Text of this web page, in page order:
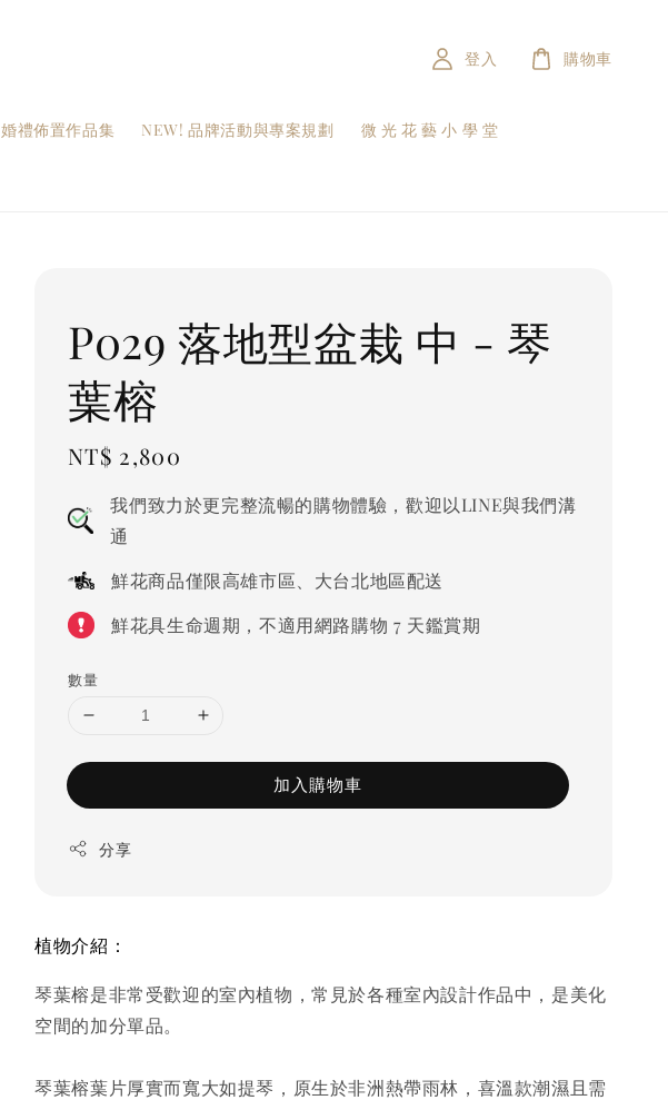
婚禮佈置作品集 NEW! 品牌活動與專案規劃 微 光 花 藝 小 學 堂
登入 購物車
P029 落地型盆栽 中 - 琴
葉榕
Regular
NT$ 2,800
我們致力於更完整流暢的購物體驗，歡迎以LINE與我們溝
通
鮮花商品僅限高雄市區、大台北地區配送
鮮花具生命週期，不適用網路購物 7 天鑑賞期
數量
加入購物車
分享
植物介紹：
琴葉榕是非常受歡迎的室內植物，常見於各種室內設計作品中，是美化
空間的加分單品。
琴葉榕葉片厚實而寬大如提琴，原生於非洲熱帶雨林，喜溫款潮濕且需